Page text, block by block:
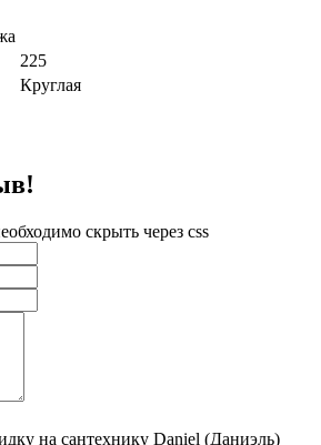
225
Круглая
скрыть через css
на сантехнику Daniel (Даниэль)